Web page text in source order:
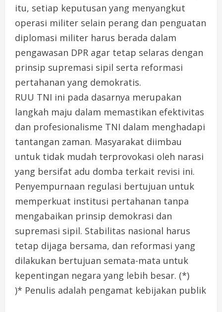
itu, setiap keputusan yang menyangkut
operasi militer selain perang dan penguatan
diplomasi militer harus berada dalam
pengawasan DPR agar tetap selaras dengan
prinsip supremasi sipil serta reformasi
pertahanan yang demokratis.
RUU TNI ini pada dasarnya merupakan
langkah maju dalam memastikan efektivitas
dan profesionalisme TNI dalam menghadapi
tantangan zaman. Masyarakat diimbau
untuk tidak mudah terprovokasi oleh narasi
yang bersifat adu domba terkait revisi ini.
Penyempurnaan regulasi bertujuan untuk
memperkuat institusi pertahanan tanpa
mengabaikan prinsip demokrasi dan
supremasi sipil. Stabilitas nasional harus
tetap dijaga bersama, dan reformasi yang
dilakukan bertujuan semata-mata untuk
kepentingan negara yang lebih besar. (*)
)* Penulis adalah pengamat kebijakan publik